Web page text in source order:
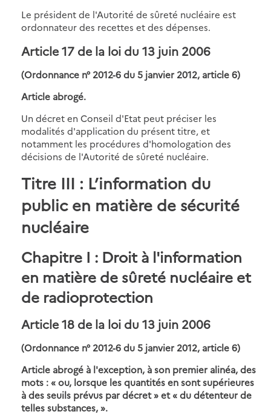
Le président de l'Autorité de sûreté nucléaire est
ordonnateur des recettes et des dépenses.
Article 17 de la loi du 13 juin 2006
(Ordonnance n° 2012-6 du 5 janvier 2012, article 6)
Article abrogé.
Un décret en Conseil d'Etat peut préciser les
modalités d'application du présent titre, et
notamment les procédures d'homologation des
décisions de l'Autorité de sûreté nucléaire.
Titre III : L’information du
public en matière de sécurité
nucléaire
Chapitre I : Droit à l'information
en matière de sûreté nucléaire et
de radioprotection
Article 18 de la loi du 13 juin 2006
(Ordonnance n° 2012-6 du 5 janvier 2012, article 6)
Article abrogé à l'exception, à son premier alinéa, des
mots : « ou, lorsque les quantités en sont supérieures
à des seuils prévus par décret » et « du détenteur de
telles substances, ».